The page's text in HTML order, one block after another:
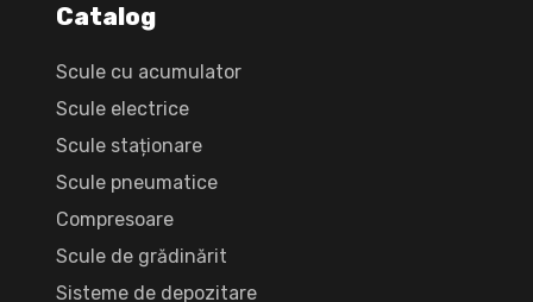
Catalog
Scule cu acumulator
Scule electrice
Scule staționare
Scule pneumatice
Compresoare
Scule de grădinărit
Sisteme de depozitare